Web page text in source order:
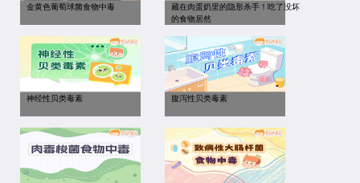
金黄色葡萄球菌食物中毒
藏在肉蛋奶里的隐形杀手！吃了没坏
的食物居然
神经性贝类毒素 腹泻性贝类毒素